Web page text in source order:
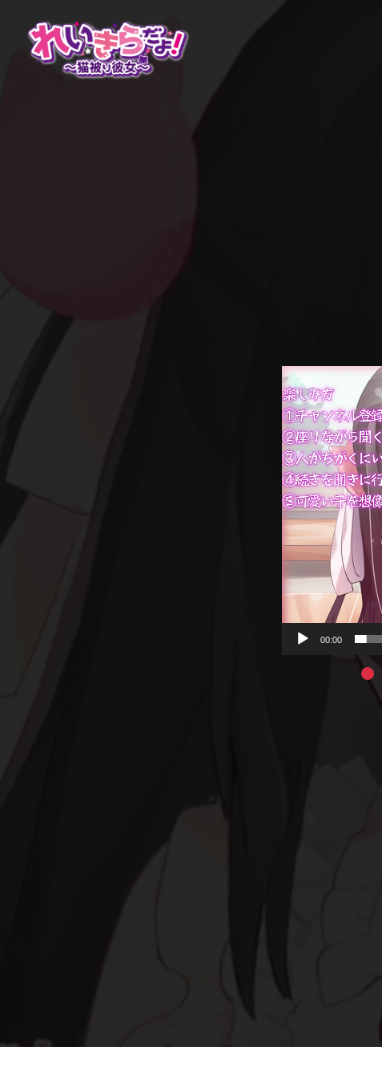
動
画
プ
レ
ー
ヤ
ー
00:00